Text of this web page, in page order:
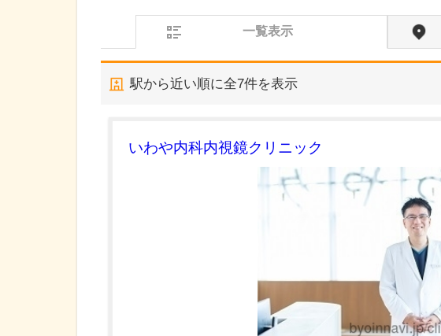
一覧表示
駅から近い順に全7件を表示
いわや内科内視鏡クリニック